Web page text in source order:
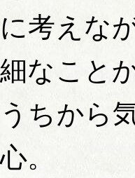
に考えな
細なこと
うちから
心。